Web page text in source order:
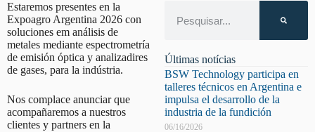
Estaremos presentes en la
Expoagro Argentina 2026 con
soluciones em análisis de
metales mediante espectrometría
de emisión óptica y analizadires
de gases, para la indústria.
Nos complace anunciar que
acompañaremos a nuestros
clientes y partners en la
Últimas notícias
BSW Technology participa en
talleres técnicos en Argentina e
impulsa el desarrollo de la
industria de la fundición
06/16/2026